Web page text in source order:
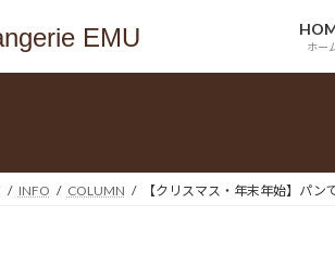
EMU ホー
INFO COLUMN 【クリスマス・年末年始】パ